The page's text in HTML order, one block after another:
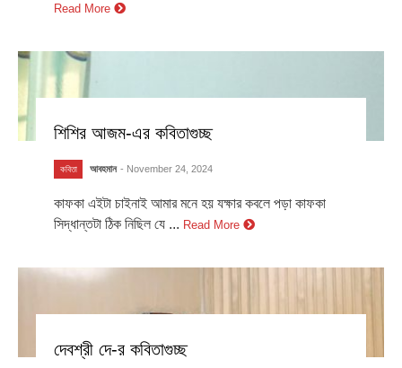
Read More
শিশির আজম-এর কবিতাগুচ্ছ
কবিতা আবহমান - November 24, 2024
কাফকা এইটা চাইনাই আমার মনে হয় যক্ষার কবলে পড়া কাফকা
সিদ্ধান্তটা ঠিক নিছিল যে ... Read More
দেবশ্রী দে-র কবিতাগুচ্ছ